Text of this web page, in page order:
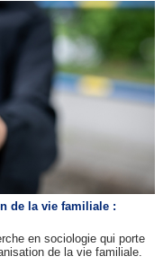
de la vie familiale :
en sociologie qui porte
de la vie familiale.